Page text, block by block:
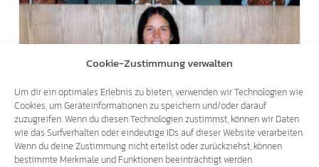
Cookie-Zustimmung verwalten
Um dir ein optimales Erlebnis zu bieten, verwenden wir Technologien wie
Cookies, um Geräteinformationen zu speichern und/oder darauf
zuzugreifen. Wenn du diesen Technologien zustimmst, können wir Daten
wie das Surfverhalten oder eindeutige IDs auf dieser Website verarbeiten.
Wenn du deine Zustimmung nicht erteilst oder zurückziehst, können
bestimmte Merkmale und Funktionen beeinträchtigt werden.
ZUM 75. GEBURTSTAG
STATIONEN AUS EVA KLOTZ` POLITISCHEM
LEBEN